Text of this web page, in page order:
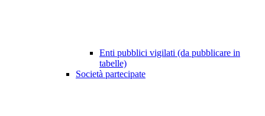
Enti pubblici vigilati (da pubblicare in
tabelle)
Società partecipate